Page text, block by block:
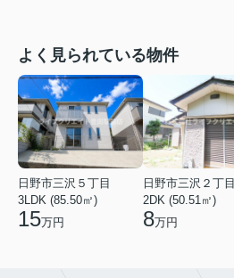
よく見られている物件
日野市三沢５丁目
3LDK (85.50㎡)
15万円
日野市三沢２丁目
2DK (50.51㎡)
8万円